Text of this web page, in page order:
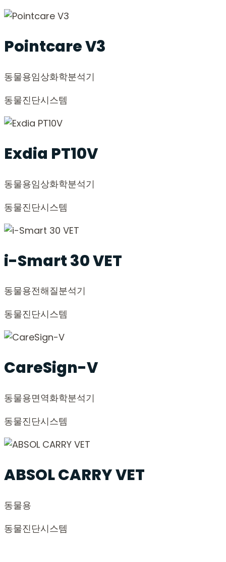
Pointcare V3
동물용임상화학분석기
동물진단시스템
Exdia PT10V
동물용임상화학분석기
동물진단시스템
i-Smart 30 VET
동물용전해질분석기
동물진단시스템
CareSign-V
동물용면역화학분석기
동물진단시스템
ABSOL CARRY VET
동물용
동물진단시스템